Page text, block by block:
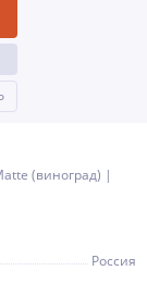
(виноград) |
Россия